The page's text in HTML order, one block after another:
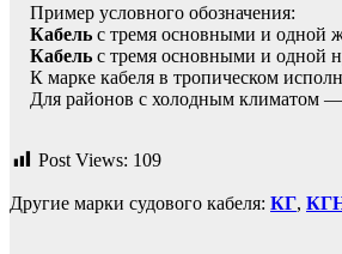
Пример условного обозначения:
Кабель с тремя основными и одной
Кабель с тремя основными и одной
К марке кабеля в тропическом
Для районов с холодным климатом
Post Views: 109
Другие марки судового кабеля: КГ,